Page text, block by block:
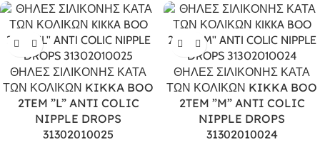
ΘΗΛΕΣ ΣΙΛΙΚΟΝΗΣ ΚΑΤΑ
ΤΩΝ ΚΟΛΙΚΩΝ KIKKA BOO
2TEM ”L” ANTI COLIC
NIPPLE DROPS
31302010025
ΘΗΛΕΣ ΣΙΛΙΚΟΝΗΣ ΚΑΤΑ
ΤΩΝ ΚΟΛΙΚΩΝ KIKKA BOO
2TEM ”M” ANTI COLIC
NIPPLE DROPS
31302010024